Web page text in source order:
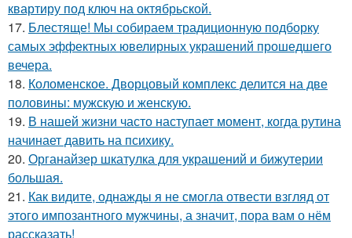
квартиру под ключ на октябрьской.
17. Блестяще! Мы собираем традиционную подборку
самых эффектных ювелирных украшений прошедшего
вечера.
18. Коломенское. Дворцовый комплекс делится на две
половины: мужскую и женскую.
19. В нашей жизни часто наступает момент, когда рутина
начинает давить на психику.
20. Органайзер шкатулка для украшений и бижутерии
большая.
21. Как видите, однажды я не смогла отвести взгляд от
этого импозантного мужчины, а значит, пора вам о нём
рассказать!